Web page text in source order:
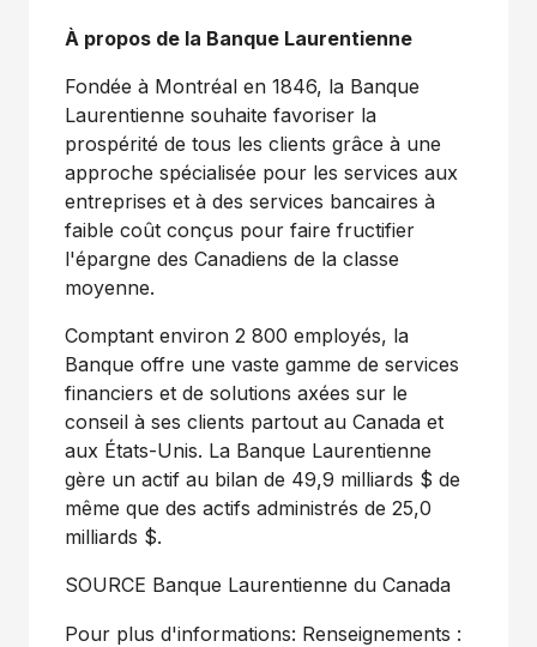
À propos de la Banque Laurentienne
Fondée à Montréal en 1846, la Banque
Laurentienne souhaite favoriser la
prospérité de tous les clients grâce à une
approche spécialisée pour les services aux
entreprises et à des services bancaires à
faible coût conçus pour faire fructifier
l'épargne des Canadiens de la classe
moyenne.
Comptant environ 2 800 employés, la
Banque offre une vaste gamme de services
financiers et de solutions axées sur le
conseil à ses clients partout au Canada et
aux États-Unis. La Banque Laurentienne
gère un actif au bilan de 49,9 milliards $ de
même que des actifs administrés de 25,0
milliards $.
SOURCE Banque Laurentienne du Canada
Pour plus d'informations: Renseignements :